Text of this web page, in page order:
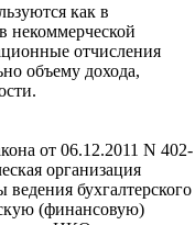
как в
некоммерческой
отчисления
объему дохода,
от 06.12.2011 N 402-
организация
бухгалтерского
(финансовую)